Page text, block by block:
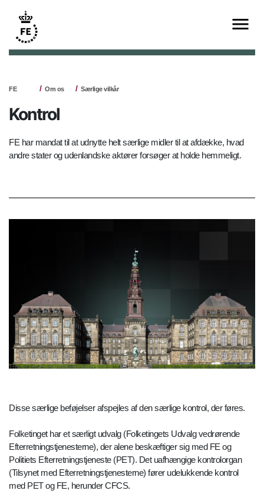
FE Om os Særlige vilkår
Kontrol
FE har mandat til at udnytte helt særlige midler til at afdække, hvad
andre stater og udenlandske aktører forsøger at holde hemmeligt.
Disse særlige beføjelser afspejles af den særlige kontrol, der føres.
Folketinget har et særligt udvalg (Folketingets Udvalg vedrørende
Efterretningstjenesterne), der alene beskæftiger sig med FE og
Politiets Efterretningstjeneste (PET). Det uafhængige kontrolorgan
(Tilsynet med Efterretningstjenesterne) fører udelukkende kontrol
med PET og FE, herunder CFCS.